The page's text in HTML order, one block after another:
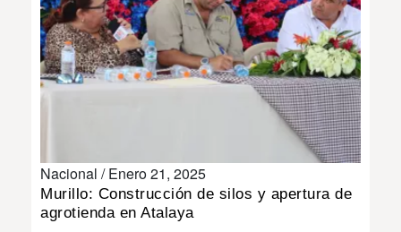
NACIONAL
POLÍTICA
DEPORTES
MUNDO
Nacional /Enero 21, 2025
Murillo: Construcción de silos y apertura de
agrotienda en Atalaya